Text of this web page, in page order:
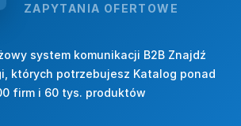
ZAPYTANIA OFERTOWE
system komunikacji B2B Znajdź
których potrzebujesz Katalog ponad
firm i 60 tys. produktów